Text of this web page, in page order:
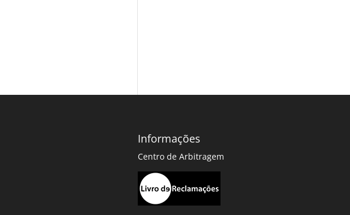
Informações
Centro de Arbitragem